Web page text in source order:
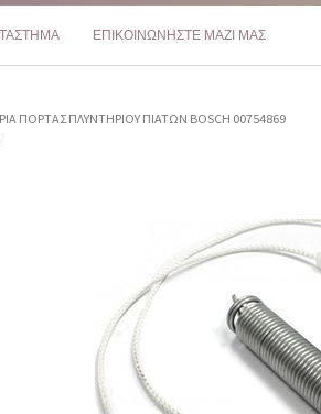
ΕΠΙΚΟΙΝΩΝΗΣΤΕ ΜΑΖΙ ΜΑΣ
ΠΟΡΤΑΣ ΠΛΥΝΤΗΡΙΟΥ ΠΙΑΤΩΝ BOSCH 00754869